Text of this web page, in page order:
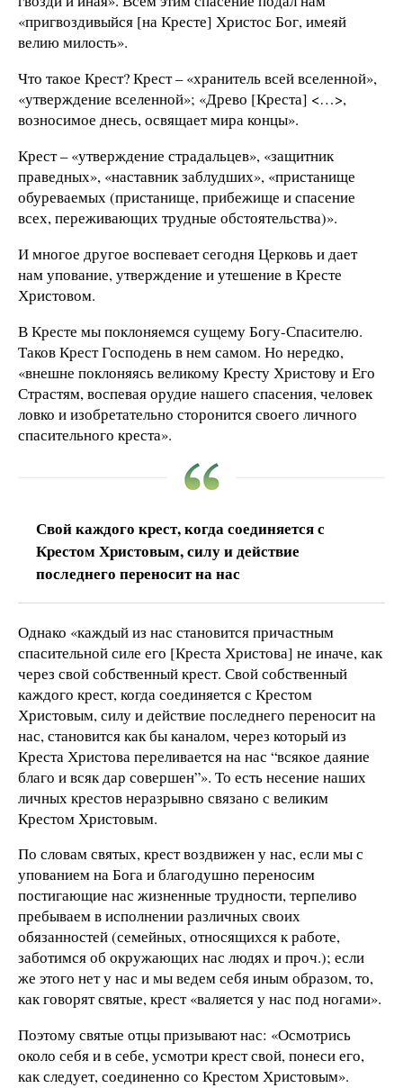
«пригвоздивыйся [на Кресте] Христос Бог, имеяй
велию милость».
Что такое Крест? Крест – «хранитель всей вселенной»,
«утверждение вселенной»; «Древо [Креста] <…>,
возносимое днесь, освящает мира концы».
Крест – «утверждение страдальцев», «защитник
праведных», «наставник заблудших», «пристанище
обуреваемых (пристанище, прибежище и спасение
всех, переживающих трудные обстоятельства)».
И многое другое воспевает сегодня Церковь и дает
нам упование, утверждение и утешение в Кресте
Христовом.
В Кресте мы поклоняемся сущему Богу-Спасителю.
Таков Крест Господень в нем самом. Но нередко,
«внешне поклоняясь великому Кресту Христову и Его
Страстям, воспевая орудие нашего спасения, человек
ловко и изобретательно сторонится своего личного
спасительного креста».
Свой каждого крест, когда соединяется с
Крестом Христовым, силу и действие
последнего переносит на нас
Однако «каждый из нас становится причастным
спасительной силе его [Креста Христова] не иначе, как
через свой собственный крест. Свой собственный
каждого крест, когда соединяется с Крестом
Христовым, силу и действие последнего переносит на
нас, становится как бы каналом, через который из
Креста Христова переливается на нас “всякое даяние
благо и всяк дар совершен”». То есть несение наших
личных крестов неразрывно связано с великим
Крестом Христовым.
По словам святых, крест воздвижен у нас, если мы с
упованием на Бога и благодушно переносим
постигающие нас жизненные трудности, терпеливо
пребываем в исполнении различных своих
обязанностей (семейных, относящихся к работе,
заботимся об окружающих нас людях и проч.); если
же этого нет у нас и мы ведем себя иным образом, то,
как говорят святые, крест «валяется у нас под ногами».
Поэтому святые отцы призывают нас: «Осмотрись
около себя и в себе, усмотри крест свой, понеси его,
как следует, соединенно со Крестом Христовым».